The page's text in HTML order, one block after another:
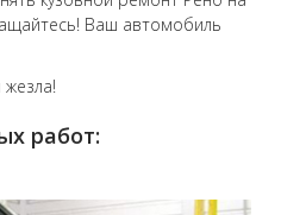
Ваш автомобиль
работ: